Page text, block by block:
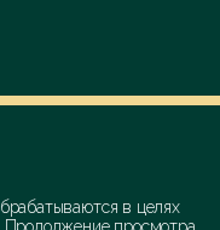
в целях